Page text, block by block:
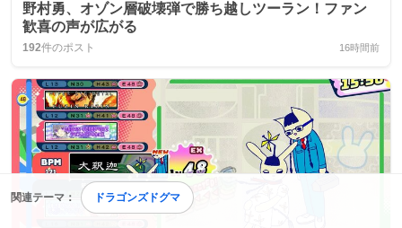
関連テーマ： ドラゴンズドグマ
野村勇、オゾン層破壊弾で勝ち越しツーラン！ファン
歓喜の声が広がる
192件のポスト 16時間前